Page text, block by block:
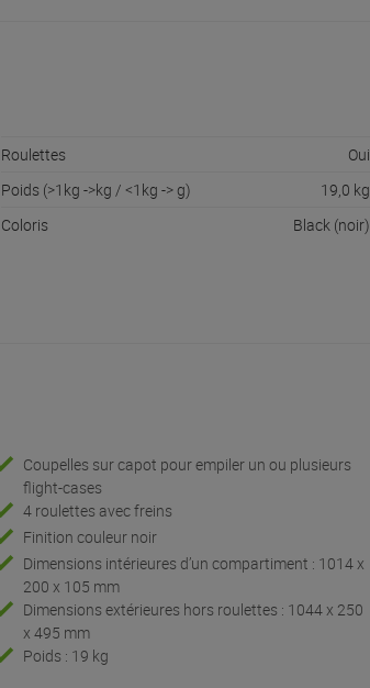
Roulettes
Oui
Poids (>1kg ->kg / <1kg -> g)
19,0 kg
Coloris
Black (noir)
Coupelles sur capot pour empiler un ou plusieurs
flight-cases
4 roulettes avec freins
Finition couleur noir
Dimensions intérieures d’un compartiment : 1014 x
200 x 105 mm
Dimensions extérieures hors roulettes : 1044 x 250
x 495 mm
Poids : 19 kg